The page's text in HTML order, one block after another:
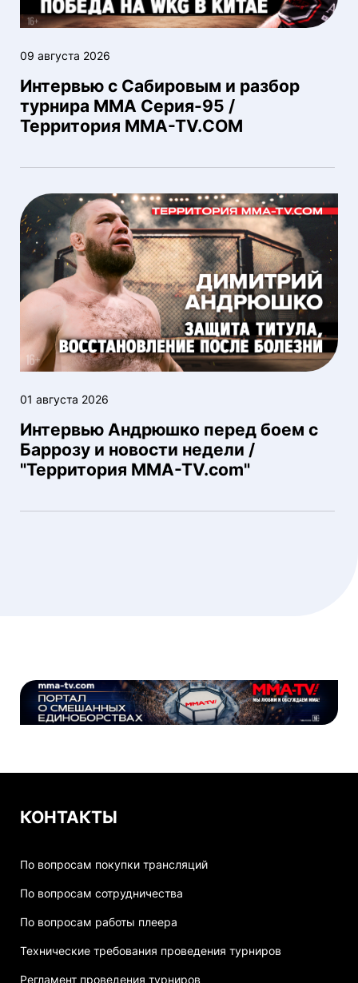
09 августа 2026
Интервью с Сабировым и разбор
турнира ММА Серия-95 /
Территория MMA-TV.COM
01 августа 2026
Интервью Андрюшко перед боем с
Баррозу и новости недели /
"Территория MMA-TV.com"
КОНТАКТЫ
По вопросам покупки трансляций
По вопросам сотрудничества
По вопросам работы плеера
Технические требования проведения турниров
Регламент проведения турниров